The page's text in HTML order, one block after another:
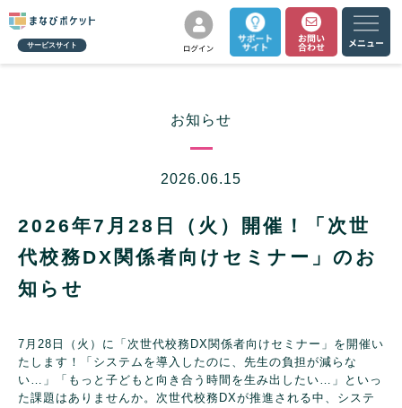
サービスサイト
お知らせ
2026.06.15
2026年7月28日（火）開催！「次世
代校務DX関係者向けセミナー」のお
知らせ
7月28日（火）に「次世代校務DX関係者向けセミナー」を開催い
たします！
「システムを導入したのに、先生の負担が減らな
い…」「もっと子どもと向き合う時間を生み出したい…」といっ
た課題はありませんか。次世代校務DXが推進される中、システ